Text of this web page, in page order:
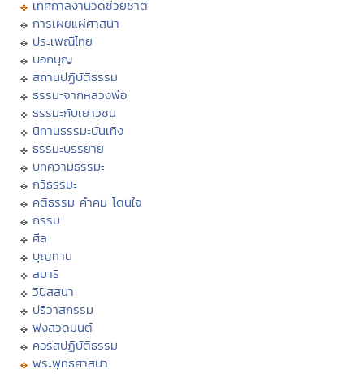
เทศกาลงานวัดช่วยชาติ
การเผยแผ่ศาสนา
ประเพณีไทย
บอกบุญ
สถานปฏิบัติธรรม
ธรรมะจากหลวงพ่อ
ธรรมะกับเยาวชน
นิทานธรรมะบันเทิง
ธรรมะบรรยาย
บทความธรรมะ
กวีธรรมะ
คติธรรม คำคม โดนใจ
กรรม
ศีล
บุญทาน
สมาธิ
วิปัสสนา
ปริวาสกรรม
ฟังสวดมนต์
คอร์สปฏิบัติธรรม
พระพุทธศาสนา